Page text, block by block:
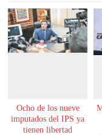
Ocho de los nueve
imputados del IPS ya
tienen libertad